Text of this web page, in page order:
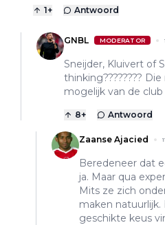
1+ Antwoord
GNBL MODERATOR
Sneijder, Kluivert of
thinking????????
mogelijk van de club
8+ Antwoord
Zaanse Ajacied
Beredeneer dat
ja. Maar qua
Mits ze zich
maken natuurlijk.
geschikte keus